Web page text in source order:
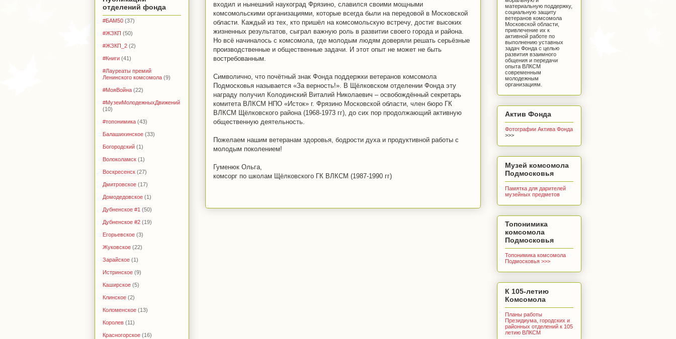
входил и нынешний наукоград Фрязино, славился своими мощными
комсомольскими организациями, которые всегда были на передовой в Московской
области. Каждый из тех, кто пришёл на комсомольскую встречу, достиг высоких
жизненных результатов, сыграл важную роль в развитии своего города и района.
Но всё начиналось с комсомола, где молодым людям доверяли решать серьёзные
производственные и общественные задачи. И этот опыт не может не быть
востребованным.
Символично, что почётный знак Фонда поддержки ветеранов комсомола
Подмосковья называется «За верность!». В Щёлковском отделении Фонда эту
награду получил Колодинский Виталий Николаевич – освобождённый секретарь
комитета ВЛКСМ НПО «Исток» г. Фрязино Московской области, член бюро ГК
ВЛКСМ Щёлковского района (1968-1973 гг), до сих пор продолжающий активную
общественную деятельность.
Пожелаем нашим ветеранам здоровья, бодрости духа и продуктивной работы с
молодым поколением!
Гуменюк Ольга,
комсорг по школам Щёлковского ГК ВЛКСМ (1987-1990 гг)
отделений фонда
#БАМ50 (37)
#ЖЗКП (50)
#ЖЗКП_2 (2)
#Книги (41)
#Лауреаты премий
Ленинского комсомола (9)
#МояВойна (22)
#МузеиМолодежныхДвижений
(10)
#топонимика (43)
Балашихинское (33)
Богородский (1)
Волоколамск (1)
Воскресенск (27)
Дмитровское (17)
Домодедовское (1)
Дубненское #1 (50)
Дубненское #2 (19)
Егорьевское (3)
Жуковское (22)
Зарайское (1)
Истринское (9)
Каширское (5)
Клинское (2)
Коломенское (13)
Королев (11)
Красногорское (16)
материальную поддержку,
социальную защиту
ветеранов комсомола
Московской области,
привлечение их к
активной работе по
выполнению уставных
задач Фонда с целью
развития взаимного
общения и передачи
опыта ВЛКСМ
современным
молодежным
организациям.
Актив Фонда
Фотографии Актива Фонда
>>>
Музей комсомола
Подмосковья
Памятка для дарителей
музейных предметов
Топонимика
комсомола
Подмосковья
Топонимика комсомола
Подмосковья >>>
К 105-летию
Комсомола
Планы работы
Президиума, городских и
районных отделений к 105
летию ВЛКСМ